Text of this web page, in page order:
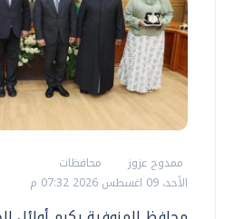
ممدوح عزوز
محافظات
الأحد، 09 اغسطس 2026 07:32 م